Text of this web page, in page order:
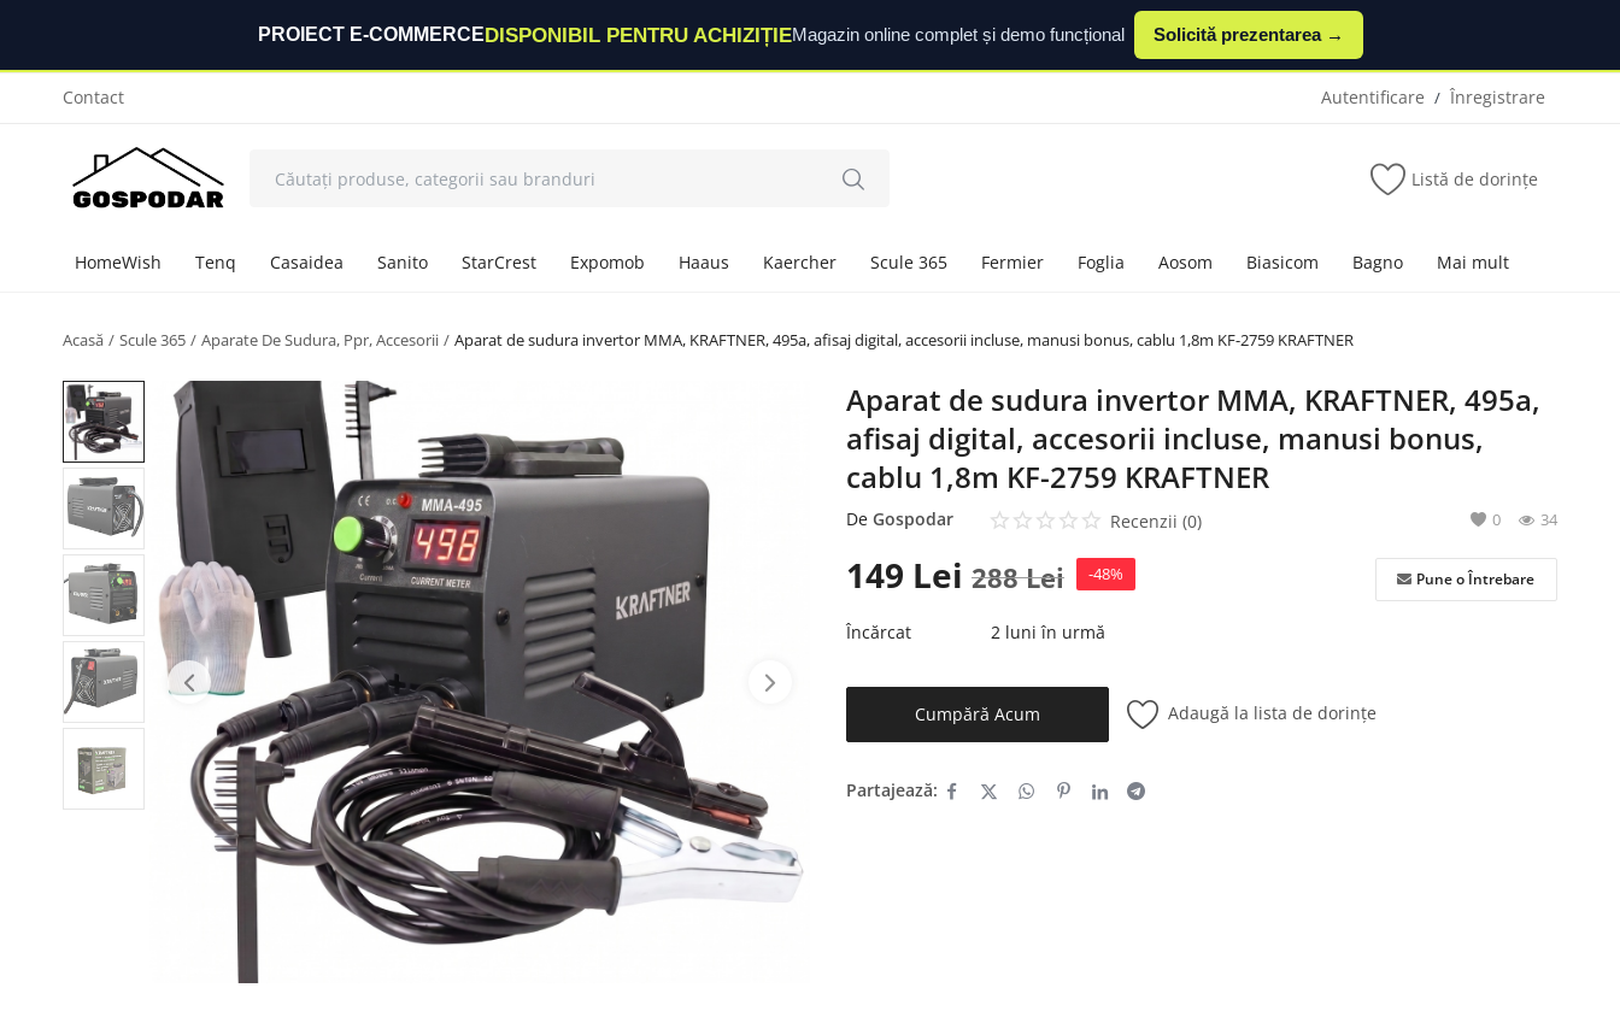
PROIECT E-COMMERCEDISPONIBIL PENTRU ACHIZIȚIEMagazin online complet și demo funcțional Solicită prezentarea →
Contact Autentificare / Înregistrare
Listă de dorințe
HomeWish Tenq Casaidea Sanito StarCrest Expomob Haaus Kaercher Scule 365 Fermier Foglia Aosom Biasicom Bagno Mai mult
Acasă Scule 365 Aparate De Sudura, Ppr, Accesorii Aparat de sudura invertor MMA, KRAFTNER, 495a, afisaj digital, accesorii incluse, manusi bonus, cablu 1,8m KF-2759 KRAFTNER
Aparat de sudura invertor MMA, KRAFTNER, 495a,
afisaj digital, accesorii incluse, manusi bonus,
cablu 1,8m KF-2759 KRAFTNER
De Gospodar Recenzii (0) 0 34
149 Lei 288Lei -48% Pune o Întrebare
Încărcat 2 luni în urmă
Cumpără Acum Adaugă la lista de dorințe
Partajează: